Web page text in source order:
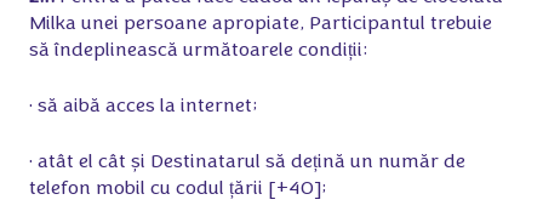
Milka unei persoane apropiate, Participantul trebuie
să îndeplinească următoarele condiții:
• să aibă acces la internet;
• atât el cât și Destinatarul să dețină un număr de
telefon mobil cu codul țării [+40];